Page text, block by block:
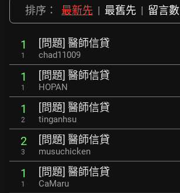
排序： 最新先 | 最舊先 | 留言數
1
1
[問題] 醫師信貸
chad11009
1
1
[問題] 醫師信貸
HOPAN
1
2
[問題] 醫師信貸
tinganhsu
2
3
[問題] 醫師信貸
musuchicken
1
1
[問題] 醫師信貸
CaMaru